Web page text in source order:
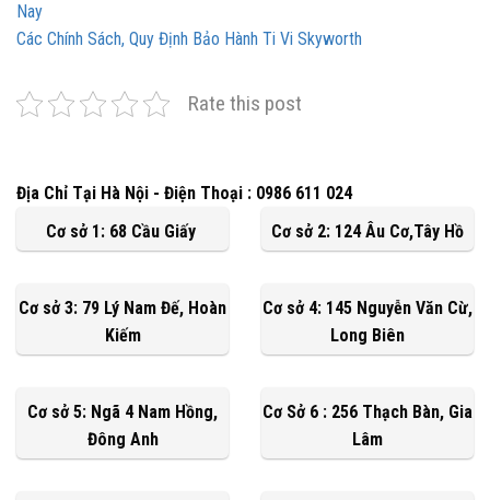
Nay
Các Chính Sách, Quy Định Bảo Hành Ti Vi Skyworth
Rate this post
Địa Chỉ Tại Hà Nội - Điện Thoại : 0986 611 024
Cơ sở 1: 68 Cầu Giấy
Cơ sở 2: 124 Âu Cơ,Tây Hồ
Cơ sở 3: 79 Lý Nam Đế, Hoàn
Kiếm
Cơ sở 4: 145 Nguyễn Văn Cừ,
Long Biên
Cơ sở 5: Ngã 4 Nam Hồng,
Đông Anh
Cơ Sở 6 : 256 Thạch Bàn, Gia
Lâm